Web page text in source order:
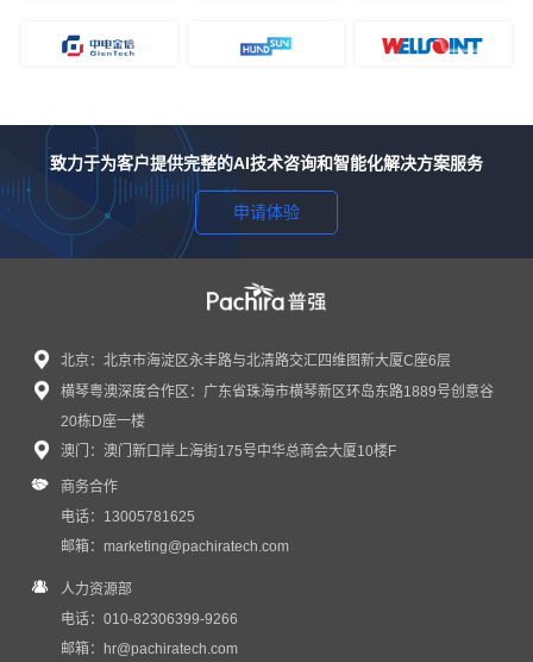
致力于为客户提供完整的AI技术咨询和智能化解决方案服务
申请体验
北京：北京市海淀区永丰路与北清路交汇四维图新大厦C座6层
横琴粤澳深度合作区：广东省珠海市横琴新区环岛东路1889号创意谷
20栋D座一楼
澳门：澳门新口岸上海街175号中华总商会大厦10楼F
商务合作
电话：13005781625
邮箱：marketing@pachiratech.com
人力资源部
电话：010-82306399-9266
邮箱：
hr@pachiratech.com